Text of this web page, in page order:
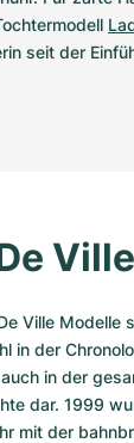
seit der
Ville Modelle
in der
in der
dar. 1999
mit der